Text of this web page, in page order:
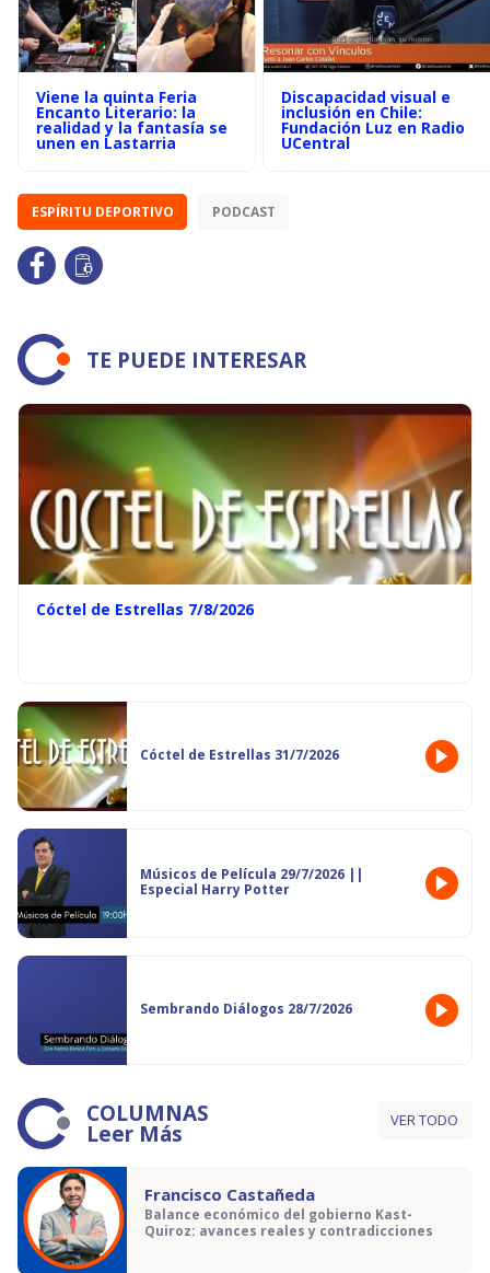
Viene la quinta Feria
Encanto Literario: la
realidad y la fantasía se
unen en Lastarria
Discapacidad visual e
inclusión en Chile:
Fundación Luz en Radio
UCentral
ESPÍRITU DEPORTIVO PODCAST
TE PUEDE INTERESAR
Cóctel de Estrellas 7/8/2026
Cóctel de Estrellas 31/7/2026
Músicos de Película 29/7/2026 ||
Especial Harry Potter
Sembrando Diálogos 28/7/2026
COLUMNAS
Leer Más VER TODO
Francisco Castañeda
Balance económico del gobierno Kast-
Quiroz: avances reales y contradicciones